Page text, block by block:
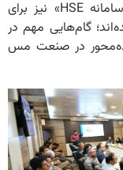
فناوری، و «ماژول تجهیزات حفاظت فردی- سامانه HSE» نیز برای
گام‌هایی مهم در
در صنعت مس